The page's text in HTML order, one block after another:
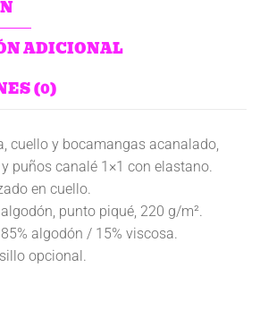
ADICIONAL
(0)
cuello y bocamangas acanalado,
puños canalé 1×1 con elastano.
en cuello.
punto piqué, 220 g/m².
algodón / 15% viscosa.
opcional.